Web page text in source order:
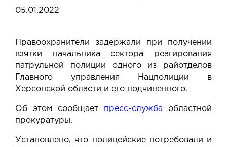
05.01.2022
Правоохранители задержали при получении
взятки начальника сектора реагирования
патрульной полиции одного из райотделов
Главного управления Нацполиции в
Херсонской области и его подчиненного.
Об этом сообщает пресс-служба областной
прокуратуры.
Установлено, что полицейские потребовали и